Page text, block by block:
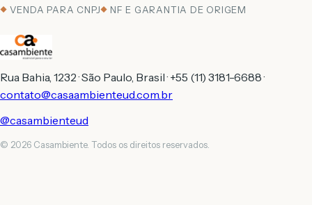
VENDA PARA CNPJ NF E GARANTIA DE ORIGEM
Rua Bahia, 1232 · São Paulo, Brasil · +55 (11) 3181-6688 ·
contato@casaambienteud.com.br
@casambienteud
© 2026 Casambiente. Todos os direitos reservados.